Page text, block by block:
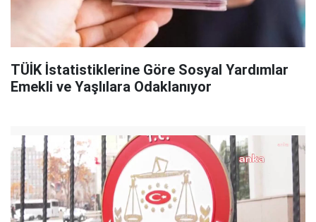
TÜİK İstatistiklerine Göre Sosyal Yardımlar
Emekli ve Yaşlılara Odaklanıyor